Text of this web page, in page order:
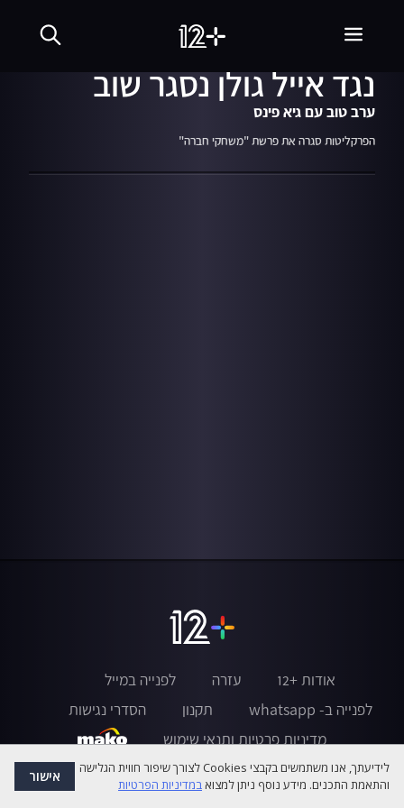
תם ונשלם? תיק החקירה
נגד אייל גולן נסגר שוב
ערב טוב עם גיא פינס
הפרקליטות סגרה את פרשת "משחקי חברה"
אודות +12 עזרה
לפנייה במייל
לפנייה ב- whatsapp
תקנון
הסדרי נגישות
מדיניות פרטיות ותנאי שימוש
לידיעתך, אנו משתמשים בקבצי Cookies לצורך שיפור חווית הגלישה
והתאמת התכנים. מידע נוסף ניתן למצואבמדיניות הפרטיות אישור